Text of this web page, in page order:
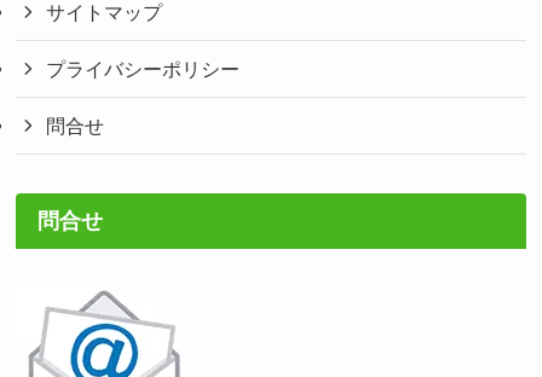
サイトマップ
プライバシーポリシー
問合せ
問合せ